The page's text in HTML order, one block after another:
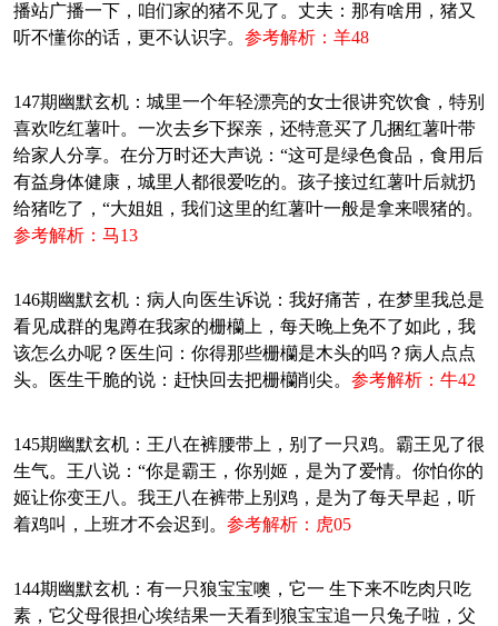
播站广播一下，咱们家的猪不见了。丈夫：那有啥用，猪又
听不懂你的话，更不认识字。 参考解析：羊48
147期幽默玄机：城里一个年轻漂亮的女士很讲究饮食，特别
喜欢吃红薯叶。一次去乡下探亲，还特意买了几捆红薯叶带
给家人分享。在分万时还大声说：“这可是绿色食品，食用后
有益身体健康，城里人都很爱吃的。孩子接过红薯叶后就扔
给猪吃了，“大姐姐，我们这里的红薯叶一般是拿来喂猪的。
参考解析：马13
146期幽默玄机：病人向医生诉说：我好痛苦，在梦里我总是
看见成群的鬼蹲在我家的栅欗上，每天晚上免不了如此，我
该怎么办呢？医生问：你得那些栅欗是木头的吗？病人点点
头。医生干脆的说：赶快回去把栅欗削尖。 参考解析：牛42
145期幽默玄机：王八在裤腰带上，别了一只鸡。霸王见了很
生气。王八说：“你是霸王，你别姬，是为了爱情。你怕你的
姬让你变王八。我王八在裤带上别鸡，是为了每天早起，听
着鸡叫，上班才不会迟到。 参考解析：虎05
144期幽默玄机：有一只狼宝宝噢，它一 生下来不吃肉只吃
素，它父母很担心埃结果一天看到狼宝宝追一只兔子啦，父